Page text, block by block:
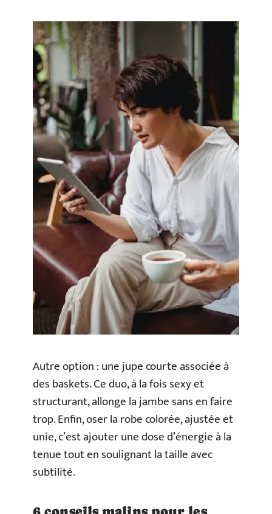
Autre option : une jupe courte associée à
des baskets. Ce duo, à la fois sexy et
structurant, allonge la jambe sans en faire
trop. Enfin, oser la robe colorée, ajustée et
unie, c’est ajouter une dose d’énergie à la
tenue tout en soulignant la taille avec
subtilité.